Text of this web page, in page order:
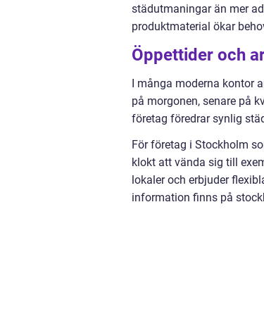
städutmaningar än mer
produktmaterial ökar
Öppettider och
I många moderna kontor
på morgonen, senare på
företag föredrar synlig
För företag i Stockholm
klokt att vända sig till
lokaler och erbjuder
information finns på